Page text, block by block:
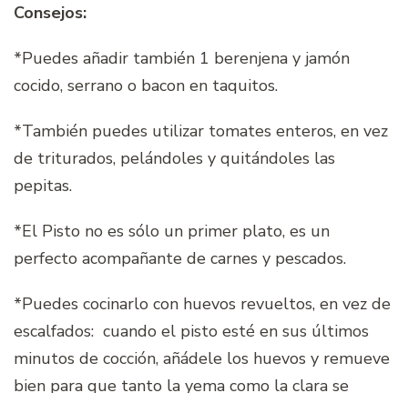
Consejos:
*Puedes añadir también 1 berenjena y jamón
cocido, serrano o bacon en taquitos.
*También puedes utilizar tomates enteros, en vez
de triturados, pelándoles y quitándoles las
pepitas.
*El Pisto no es sólo un primer plato, es un
perfecto acompañante de carnes y pescados.
*Puedes cocinarlo con huevos revueltos, en vez de
escalfados: cuando el pisto esté en sus últimos
minutos de cocción, añádele los huevos y remueve
bien para que tanto la yema como la clara se